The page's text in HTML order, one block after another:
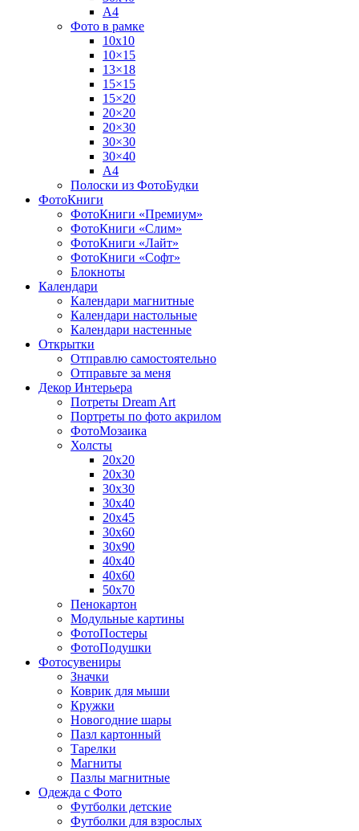
А4
Фото в рамке
10х10
10×15
13×18
15×15
15×20
20×20
20×30
30×30
30×40
A4
Полоски из ФотоБудки
ФотоКниги
ФотоКниги «Премиум»
ФотоКниги «Слим»
ФотоКниги «Лайт»
ФотоКниги «Софт»
Блокноты
Календари
Календари магнитные
Календари настольные
Календари настенные
Открытки
Отправлю самостоятельно
Отправьте за меня
Декор Интерьера
Потреты Dream Art
Портреты по фото акрилом
ФотоМозаика
Холсты
20х20
20х30
30х30
30х40
20х45
30х60
30х90
40х40
40х60
50х70
Пенокартон
Модульные картины
ФотоПостеры
ФотоПодушки
Фотоcувениры
Значки
Коврик для мыши
Кружки
Новогодние шары
Пазл картонный
Тарелки
Магниты
Пазлы магнитные
Одежда с Фото
Футболки детские
Футболки для взрослых